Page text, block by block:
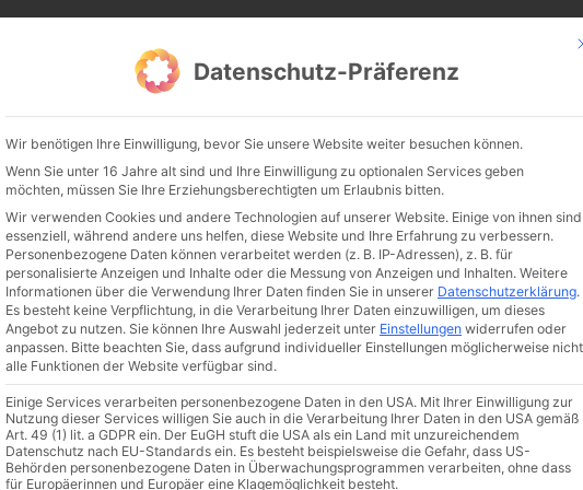
CATHWALK.DE
ALTE MESSE GLAUBE KULTUR FRÖMMIGKEIT TRADITION
Katholizismus Franziskus 50 Jahre Humanae vitae Katholische Kirche
Datenschutz-Präferenz
Wir benötigen Ihre Einwilligung, bevor Sie unsere Website weiter besuchen können.
Wenn Sie unter 16 Jahre alt sind und Ihre Einwilligung zu optionalen Services geben
möchten, müssen Sie Ihre Erziehungsberechtigten um Erlaubnis bitten.
Wir verwenden Cookies und andere Technologien auf unserer Website. Einige von ihnen sind
essenziell, während andere uns helfen, diese Website und Ihre Erfahrung zu verbessern.
Personenbezogene Daten können verarbeitet werden (z. B. IP-Adressen), z. B. für
personalisierte Anzeigen und Inhalte oder die Messung von Anzeigen und Inhalten. Weitere
Informationen über die Verwendung Ihrer Daten finden Sie in unserer Datenschutzerklärung.
Es besteht keine Verpflichtung, in die Verarbeitung Ihrer Daten einzuwilligen, um dieses
Angebot zu nutzen. Sie können Ihre Auswahl jederzeit unter Einstellungen widerrufen oder
anpassen. Bitte beachten Sie, dass aufgrund individueller Einstellungen möglicherweise nicht
alle Funktionen der Website verfügbar sind.
Einige Services verarbeiten personenbezogene Daten in den USA. Mit Ihrer Einwilligung zur
Nutzung dieser Services willigen Sie auch in die Verarbeitung Ihrer Daten in den USA gemäß
Art. 49 (1) lit. a GDPR ein. Der EuGH stuft die USA als ein Land mit unzureichendem
Datenschutz nach EU-Standards ein. Es besteht beispielsweise die Gefahr, dass US-
Behörden personenbezogene Daten in Überwachungsprogrammen verarbeiten, ohne dass
für Europäerinnen und Europäer eine Klagemöglichkeit besteht.